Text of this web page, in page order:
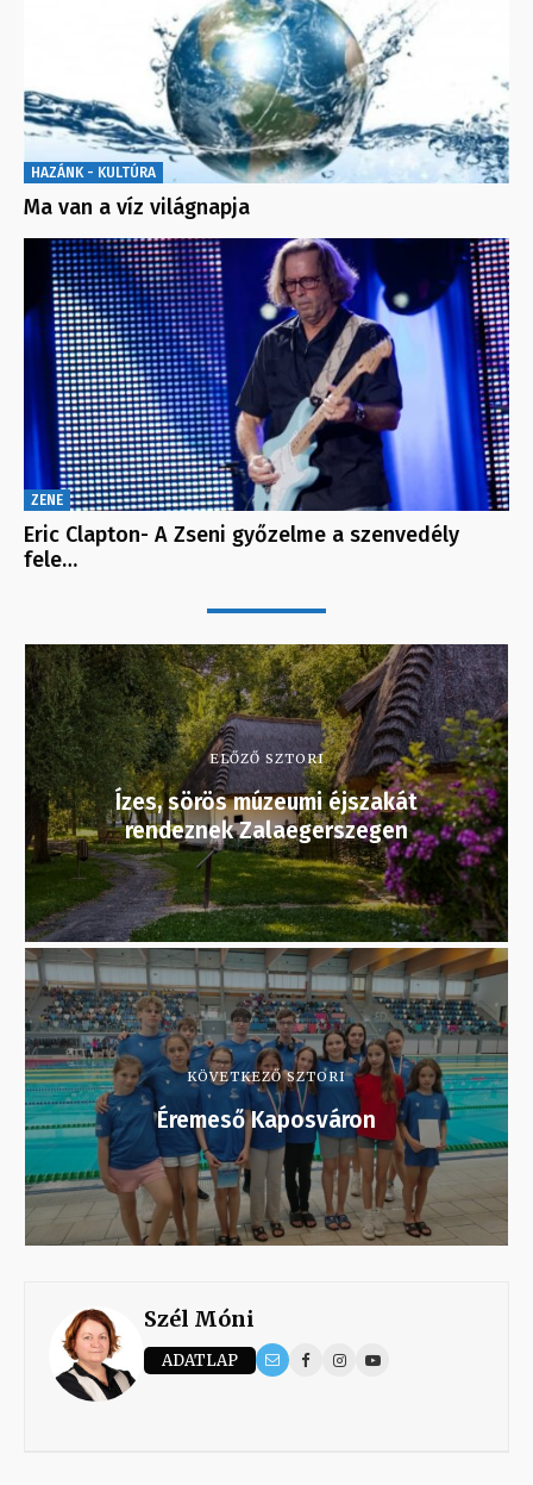
HAZÁNK - KULTÚRA
Ma van a víz világnapja
ZENE
Eric Clapton- A Zseni győzelme a szenvedély
fele…
ELŐZŐ SZTORI
Ízes, sörös múzeumi éjszakát
rendeznek Zalaegerszegen
KÖVETKEZŐ SZTORI
Éremeső Kaposváron
Szél Móni
ADATLAP